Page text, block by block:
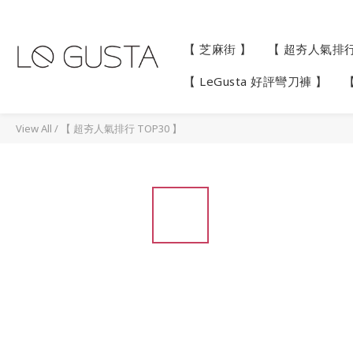
【 芝麻街 】 【 超夯人氣排
【 LeGusta 好評彎刀褲 】
View All / 【 超夯人氣排行 TOP30 】